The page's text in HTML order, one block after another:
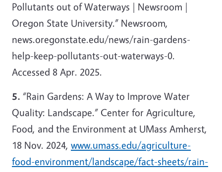
Pollutants out of Waterways | Newsroom |
Oregon State University.” Newsroom,
news.oregonstate.edu/news/rain-gardens-
help-keep-pollutants-out-waterways-0.
Accessed 8 Apr. 2025.
5. “Rain Gardens: A Way to Improve Water
Quality: Landscape.” Center for Agriculture,
Food, and the Environment at UMass Amherst,
18 Nov. 2024, www.umass.edu/agriculture-
food-environment/landscape/fact-sheets/rain-